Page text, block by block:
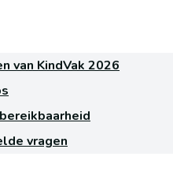
van KindVak 2026
vragen